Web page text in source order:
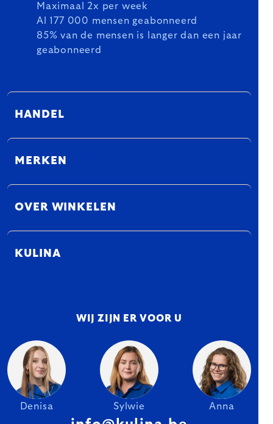
Maximaal 2x per week
Al 177 000 mensen geabonneerd
85% van de mensen is langer dan een jaar
geabonneerd
HANDEL
MERKEN
OVER WINKELEN
KULINA
WIJ ZIJN ER VOOR U
Denisa Sylwie Anna